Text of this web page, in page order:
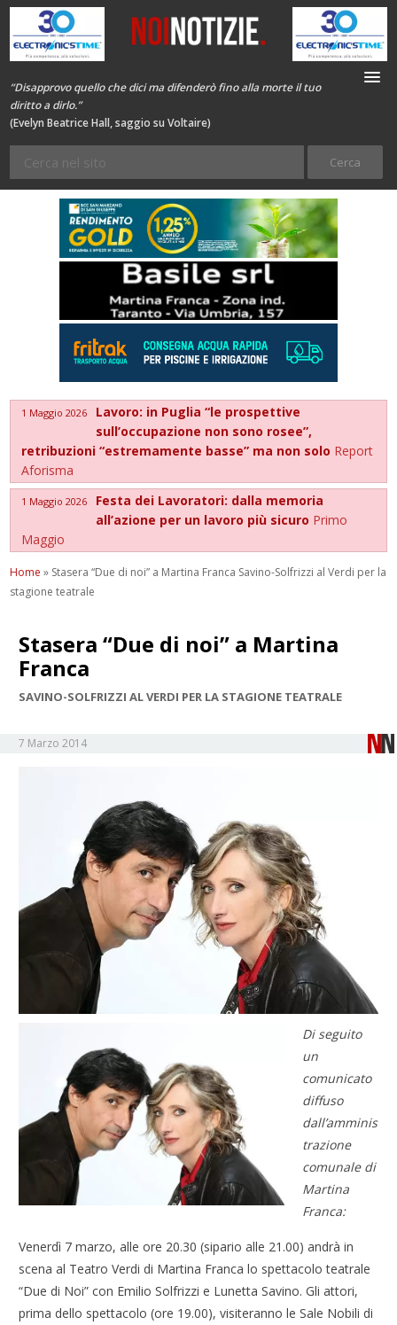
“Disapprovo quello che dici ma difenderò fino alla morte il tuo
diritto a dirlo.”
(Evelyn Beatrice Hall, saggio su Voltaire)
1 Maggio 2026
Lavoro: in Puglia “le prospettive
sull’occupazione non sono rosee”,
retribuzioni “estremamente basse” ma non solo Report
Aforisma
1 Maggio 2026
Festa dei Lavoratori: dalla memoria
all’azione per un lavoro più sicuro Primo
Maggio
Home » Stasera “Due di noi” a Martina Franca Savino-Solfrizzi al Verdi per la
stagione teatrale
Stasera “Due di noi” a Martina
Franca
SAVINO-SOLFRIZZI AL VERDI PER LA STAGIONE TEATRALE
7 Marzo 2014
Di seguito
un
comunicato
diffuso
dall’amminis
trazione
comunale di
Martina
Franca:
Venerdì 7 marzo, alle ore 20.30 (sipario alle 21.00) andrà in
scena al Teatro Verdi di Martina Franca lo spettacolo teatrale
“Due di Noi” con Emilio Solfrizzi e Lunetta Savino. Gli attori,
prima dello spettacolo (ore 19.00), visiteranno le Sale Nobili di